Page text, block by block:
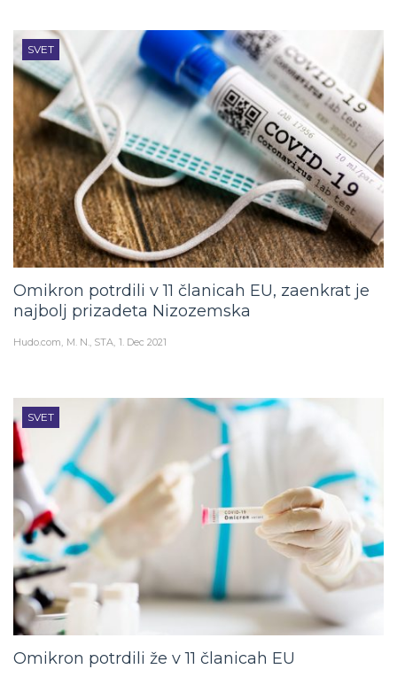
SVET
Omikron potrdili v 11 članicah EU, zaenkrat je
najbolj prizadeta Nizozemska
Hudo.com M. N., STA 1. Dec 2021
SVET
Omikron potrdili že v 11 članicah EU